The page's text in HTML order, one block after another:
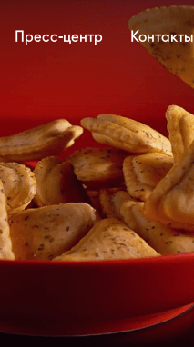
Пресс-центр Контакты